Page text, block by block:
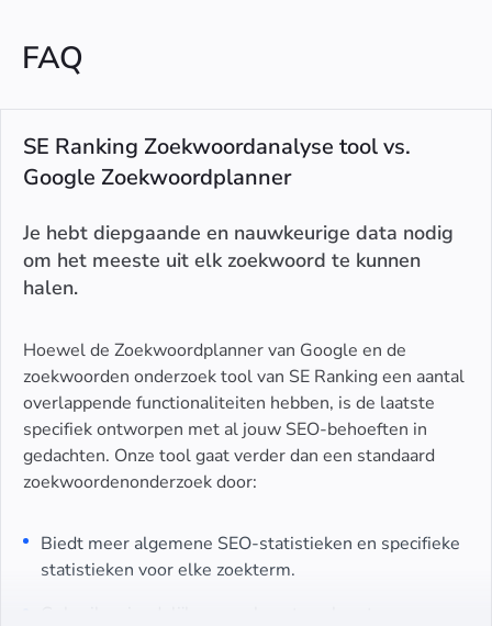
FAQ
SE Ranking Zoekwoordanalyse tool vs.
Google Zoekwoordplanner
Je hebt diepgaande en nauwkeurige data nodig
om het meeste uit elk zoekwoord te kunnen
halen.
Hoewel de Zoekwoordplanner van Google en de
zoekwoorden onderzoek tool van SE Ranking een aantal
overlappende functionaliteiten hebben, is de laatste
specifiek ontworpen met al jouw SEO-behoeften in
gedachten. Onze tool gaat verder dan een standaard
zoekwoordenonderzoek door:
Biedt meer algemene SEO-statistieken en specifieke
statistieken voor elke zoekterm.